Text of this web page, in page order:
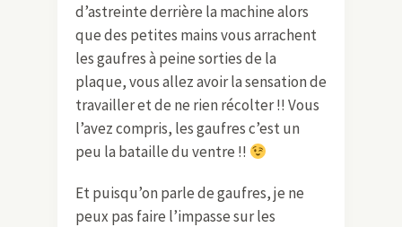
d’astreinte derrière la machine alors
que des petites mains vous arrachent
les gaufres à peine sorties de la
plaque, vous allez avoir la sensation de
travailler et de ne rien récolter !! Vous
l’avez compris, les gaufres c’est un
peu la bataille du ventre !!
Et puisqu’on parle de gaufres, je ne
peux pas faire l’impasse sur les